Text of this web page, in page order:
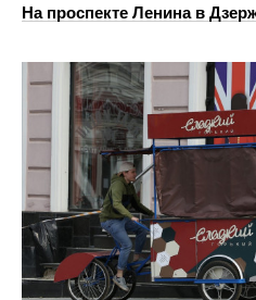
На проспекте Ленина в